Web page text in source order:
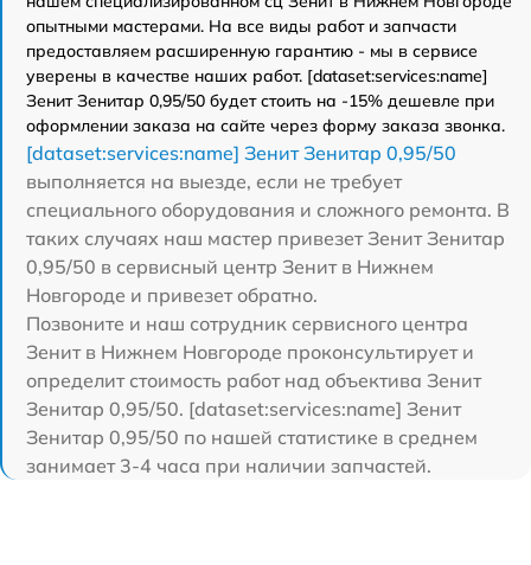
опытными мастерами. На все виды работ и запчасти
предоставляем расширенную гарантию - мы в сервисе
уверены в качестве наших работ. [dataset:services:name]
Зенит Зенитар 0,95/50 будет стоить на -15% дешевле при
оформлении заказа на сайте через форму заказа звонка.
[dataset:services:name] Зенит Зенитар 0,95/50
выполняется на выезде, если не требует
специального оборудования и сложного ремонта. В
таких случаях наш мастер привезет Зенит Зенитар
0,95/50 в сервисный центр Зенит в Нижнем
Новгороде и привезет обратно.
Позвоните и наш сотрудник сервисного центра
Зенит в Нижнем Новгороде проконсультирует и
определит стоимость работ над объектива Зенит
Зенитар 0,95/50. [dataset:services:name] Зенит
Зенитар 0,95/50 по нашей статистике в среднем
занимает 3-4 часа при наличии запчастей.